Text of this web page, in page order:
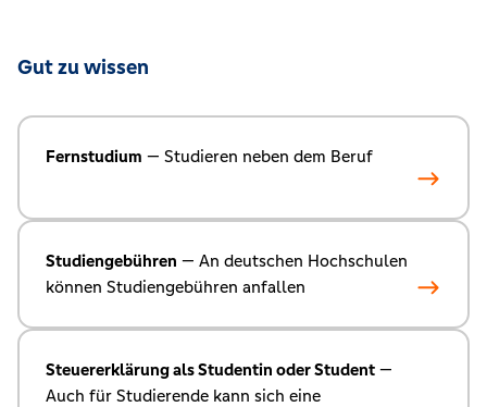
Gut zu wissen
Fernstudium — Studieren neben dem Beruf
Studiengebühren — An deutschen Hochschulen
können Studiengebühren anfallen
Steuererklärung als Studentin oder Student —
Auch für Studierende kann sich eine